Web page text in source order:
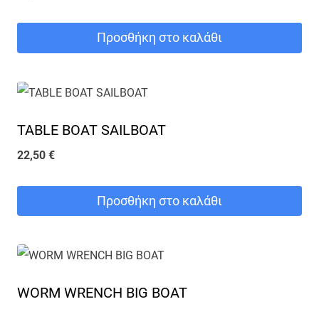
Προσθήκη στο καλάθι
TABLE BOAT SAILBOAT
22,50 €
Προσθήκη στο καλάθι
WORM WRENCH BIG BOAT